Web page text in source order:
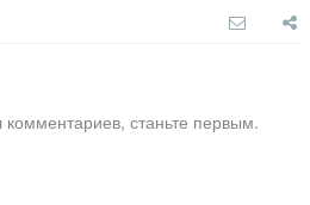
станьте первым.